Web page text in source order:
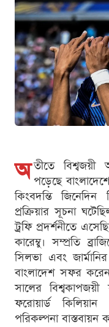
অ তীতে
পড়েছে
কিংবদন্তি
প্রক্রিয়ার সূচনা
ট্রফি প্রদর্শনীতে
কারেম্বু। সম্প্রতি
সিলভা এবং
বাংলাদেশ সফর
সালের
ফরোয়ার্ড
পরিকল্পনা বাস্তবায়ন